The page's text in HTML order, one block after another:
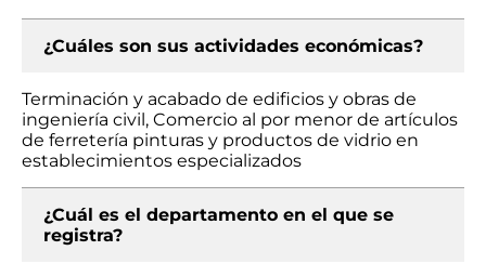
¿Cuáles son sus actividades económicas?
Terminación y acabado de edificios y obras de
ingeniería civil, Comercio al por menor de artículos
de ferretería pinturas y productos de vidrio en
establecimientos especializados
¿Cuál es el departamento en el que se
registra?